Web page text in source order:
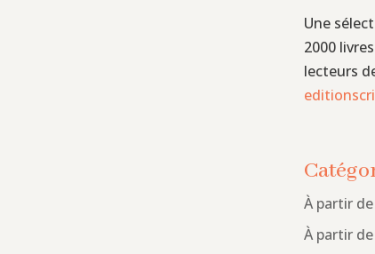
Une
2000
lecteurs
À partir
À partir